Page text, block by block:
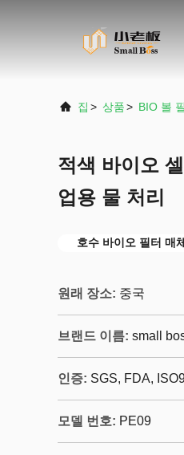
집 > 상품> BIO 볼
적색 바이오
업용 물 처리
호수 바이오 필터 매체
원래 장소: 중국
브랜드 이름: small
인증: SGS, FDA,
모델 번호: PE09